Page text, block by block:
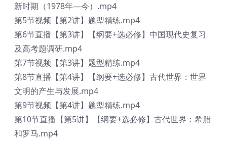
新时期（1978年—今）.mp4
第5节视频【第2讲】题型精练.mp4
第6节直播【第3讲】【纲要+选必修】中国现代史复习
及高考题调研.mp4
第7节视频【第3讲】题型精练.mp4
第8节直播【第4讲】【纲要+选必修】古代世界：世界
文明的产生与发展.mp4
第9节视频【第4讲】题型精练.mp4
第10节直播【第5讲】【纲要+选必修】古代世界：希腊
和罗马.mp4